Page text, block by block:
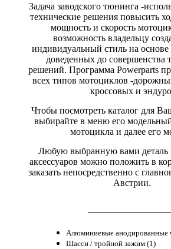
Задача заводского тюнинга -
технические решения повысить
мощность и скорость
возможность владельцу
индивидуальный стиль на
доведенных до совершенства
решений. Программа Powerparts
всех типов мотоциклов -
кроссовых и
Чтобы посмотреть каталог для
выбирайте в меню его
мотоцикла и далее его
Любую выбранную вами деталь
аксессуаров можно положить в
заказать непосредственно с
Австрии.
Алюминиевые анодированные
Шасси / тройной зажим (1)